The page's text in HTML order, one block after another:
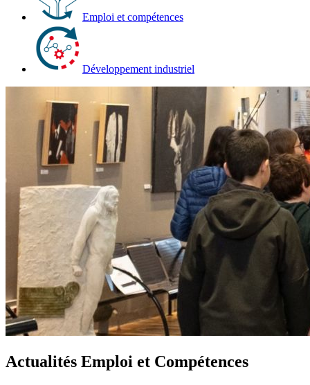
Emploi et compétences
Développement industriel
Actualités Emploi et Compétences